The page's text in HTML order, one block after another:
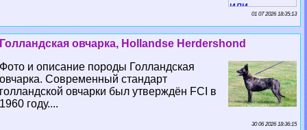
01 07 2026 18:35:13
Голландская овчарка, Hollandse Herdershond
Фото и описание породы Голландская
овчарка. Современный стандарт
голландской овчарки был утверждён FCI в
1960 году....
30 06 2026 18:36:15